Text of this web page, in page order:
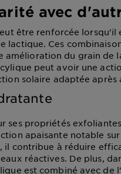
avec
être renforcée lorsqu'il
lactique. Ces
amélioration du grain de
peut avoir une
solaire adaptée après
ses propriétés
apaisante notable sur
contribue à réduire
réactives. De plus,
est combiné avec de